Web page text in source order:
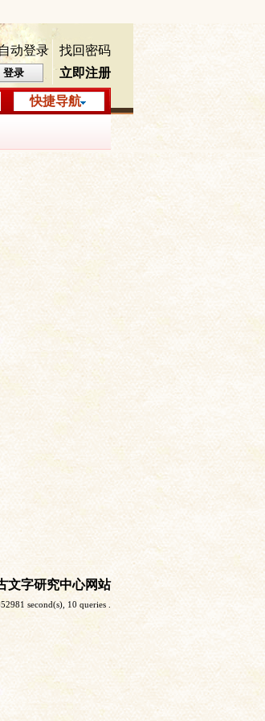
动登录
找回密码
登录 立即注册
快捷导航
文字研究中心网站
second(s), 10 queries .